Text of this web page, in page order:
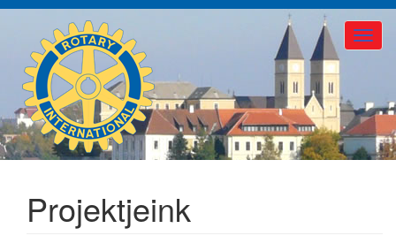
Ugrás
tartalomra
Toggle
Projektjeink